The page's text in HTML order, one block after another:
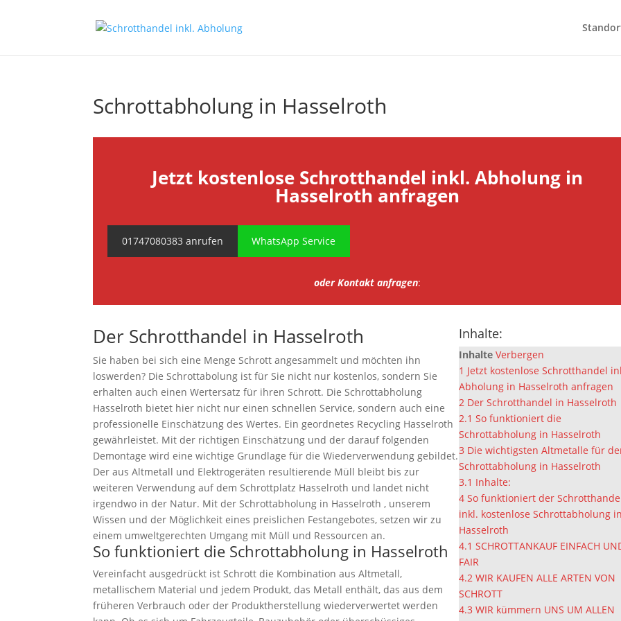
Schrottabholung in Hasselroth
Jetzt kostenlose Schrotthandel inkl. Abholung in
Hasselroth anfragen
01747080383 anrufen WhatsApp Service
oder Kontakt anfragen:
Der Schrotthandel in Hasselroth
Sie haben bei sich eine Menge Schrott angesammelt und möchten ihn
loswerden? Die Schrottabolung ist für Sie nicht nur kostenlos, sondern Sie
erhalten auch einen Wertersatz für ihren Schrott. Die Schrottabholung
Hasselroth bietet hier nicht nur einen schnellen Service, sondern auch eine
professionelle Einschätzung des Wertes. Ein geordnetes Recycling Hasselroth
gewährleistet. Mit der richtigen Einschätzung und der darauf folgenden
Demontage wird eine wichtige Grundlage für die Wiederverwendung gebildet.
Der aus Altmetall und Elektrogeräten resultierende Müll bleibt bis zur
weiteren Verwendung auf dem Schrottplatz Hasselroth und landet nicht
irgendwo in der Natur. Mit der Schrottabholung in Hasselroth , unserem
Wissen und der Möglichkeit eines preislichen Festangebotes, setzen wir zu
einem umweltgerechten Umgang mit Müll und Ressourcen an.
So funktioniert die Schrottabholung in Hasselroth
Vereinfacht ausgedrückt ist Schrott die Kombination aus Altmetall,
metallischem Material und jedem Produkt, das Metall enthält, das aus dem
früheren Verbrauch oder der Produktherstellung wiederverwertet werden
Inhalte:
Inhalte Verbergen
1 Jetzt kostenlose Schrotthandel
Abholung in Hasselroth anfragen
2 Der Schrotthandel in Hasselroth
2.1 So funktioniert die
Schrottabholung in Hasselroth
3 Die wichtigsten Altmetalle für
Schrottabholung in Hasselroth
3.1 Inhalte:
4 So funktioniert der
inkl. kostenlose Schrottabholung in
Hasselroth
4.1 SCHROTTANKAUF EINFACH
FAIR
4.2 WIR KAUFEN ALLE ARTEN VON
SCHROTT
4.3 WIR kümmern UNS UM ALLEN